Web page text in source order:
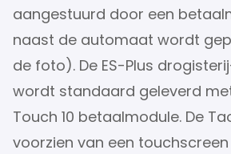
aangestuurd door een
naast de automaat wordt
de foto). De ES-Plus
wordt standaard geleverd
Touch 10 betaalmodule. De
voorzien van een